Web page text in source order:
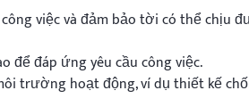
việc và đảm bảo tời có thể chịu
để đáp ứng yêu cầu công việc.
trường hoạt động, ví dụ thiết kế